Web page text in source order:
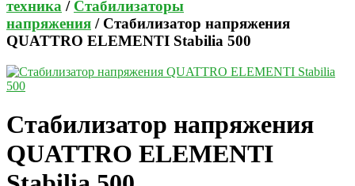
техника / Стабилизаторы
напряжения / Стабилизатор напряжения
QUATTRO ELEMENTI Stabilia 500
Стабилизатор напряжения
QUATTRO ELEMENTI